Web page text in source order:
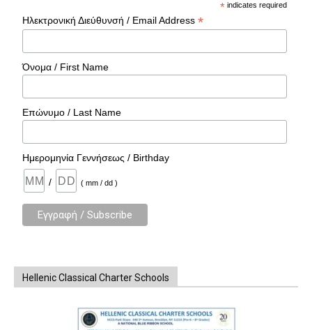
* indicates required
Ηλεκτρονική Διεύθυνσή / Email Address*
Όνομα / First Name
Επώνυμο / Last Name
Ημερομηνία Γεννήσεως / Birthday
/ ( mm / dd )
Hellenic Classical Charter Schools